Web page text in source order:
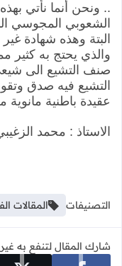
‏.. ونحن أنما نأتي
الشعوبي المجوسي
البتة وهذه شهادة
والذي يحتج به كثير
صنف التشيع الى
التشيع فيه صدق
عقيدة باطنية
الاستاذ : محمد
التصنيفات المقالات
شارك المقال لتنفع به